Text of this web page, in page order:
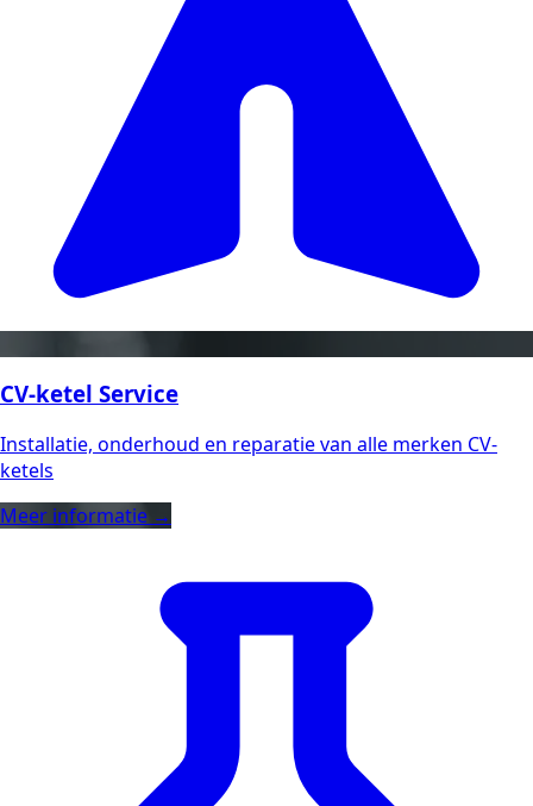
CV-ketel Service
Installatie, onderhoud en reparatie van alle merken CV-
ketels
Meer informatie →